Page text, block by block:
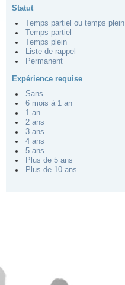
Statut
Temps partiel ou temps plein
Temps partiel
Temps plein
Liste de rappel
Permanent
Expérience requise
Sans
6 mois à 1 an
1 an
2 ans
3 ans
4 ans
5 ans
Plus de 5 ans
Plus de 10 ans